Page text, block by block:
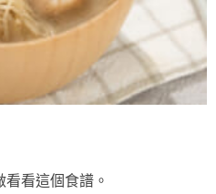
看這個食譜。